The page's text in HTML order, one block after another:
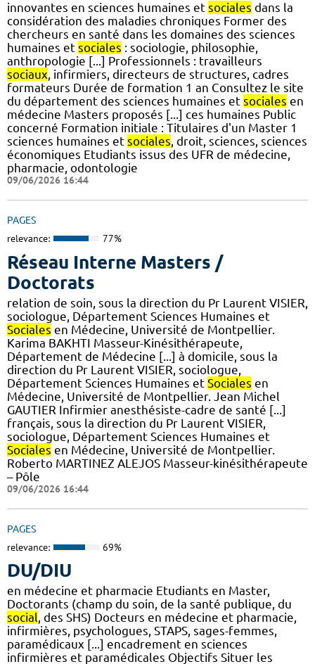
innovantes en sciences humaines et sociales dans la
considération des maladies chroniques Former des
chercheurs en santé dans les domaines des sciences
humaines et sociales : sociologie, philosophie,
anthropologie [...] Professionnels : travailleurs
sociaux, infirmiers, directeurs de structures, cadres
formateurs Durée de formation 1 an Consultez le site
du département des sciences humaines et sociales en
médecine Masters proposés [...] ces humaines Public
concerné Formation initiale : Titulaires d'un Master 1
sciences humaines et sociales, droit, sciences, sciences
économiques Etudiants issus des UFR de médecine,
pharmacie, odontologie
09/06/2026 16:44
PAGES
relevance: 77%
Réseau Interne Masters /
Doctorats
relation de soin, sous la direction du Pr Laurent VISIER,
sociologue, Département Sciences Humaines et
Sociales en Médecine, Université de Montpellier.
Karima BAKHTI Masseur-Kinésithérapeute,
Département de Médecine [...] à domicile, sous la
direction du Pr Laurent VISIER, sociologue,
Département Sciences Humaines et Sociales en
Médecine, Université de Montpellier. Jean Michel
GAUTIER Infirmier anesthésiste-cadre de santé [...]
français, sous la direction du Pr Laurent VISIER,
sociologue, Département Sciences Humaines et
Sociales en Médecine, Université de Montpellier.
Roberto MARTINEZ ALEJOS Masseur-kinésithérapeute
– Pôle
09/06/2026 16:44
PAGES
relevance: 69%
DU/DIU
en médecine et pharmacie Etudiants en Master,
Doctorants (champ du soin, de la santé publique, du
social, des SHS) Docteurs en médecine et pharmacie,
infirmières, psychologues, STAPS, sages-femmes,
paramédicaux [...] encadrement en sciences
infirmières et paramédicales Objectifs Situer les